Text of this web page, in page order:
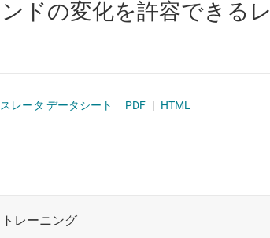
マイコン (MCU) / プロセッサ
ジック IC
ドの変化を許容できるレ
レータ データシート PDF | HTML